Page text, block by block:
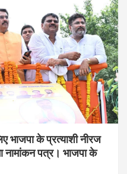
भाजपा के प्रत्याशी नीरज
नामांकन पत्र। भाजपा के